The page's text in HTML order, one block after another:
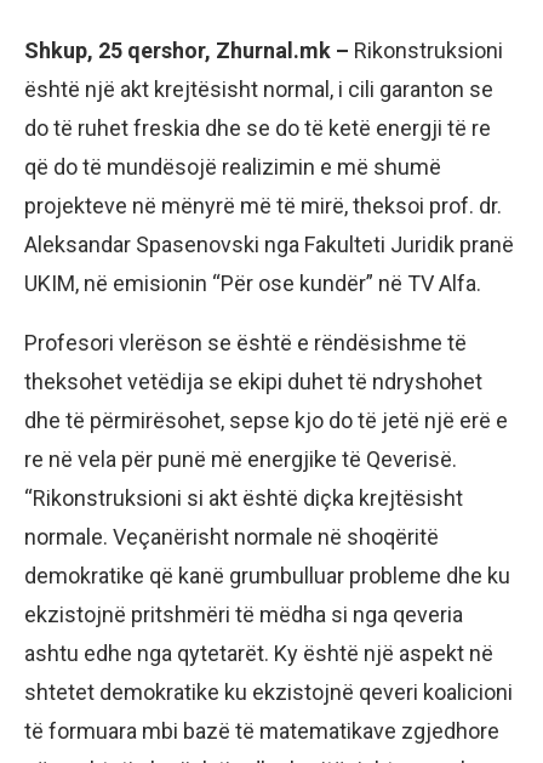
Shkup, 25 qershor, Zhurnal.mk – Rikonstruksioni
është një akt krejtësisht normal, i cili garanton se
do të ruhet freskia dhe se do të ketë energji të re
që do të mundësojë realizimin e më shumë
projekteve në mënyrë më të mirë, theksoi prof. dr.
Aleksandar Spasenovski nga Fakulteti Juridik pranë
UKIM, në emisionin “Për ose kundër” në TV Alfa.
Profesori vlerëson se është e rëndësishme të
theksohet vetëdija se ekipi duhet të ndryshohet
dhe të përmirësohet, sepse kjo do të jetë një erë e
re në vela për punë më energjike të Qeverisë.
“Rikonstruksioni si akt është diçka krejtësisht
normale. Veçanërisht normale në shoqëritë
demokratike që kanë grumbulluar probleme dhe ku
ekzistojnë pritshmëri të mëdha si nga qeveria
ashtu edhe nga qytetarët. Ky është një aspekt në
shtetet demokratike ku ekzistojnë qeveri koalicioni
të formuara mbi bazë të matematikave zgjedhore